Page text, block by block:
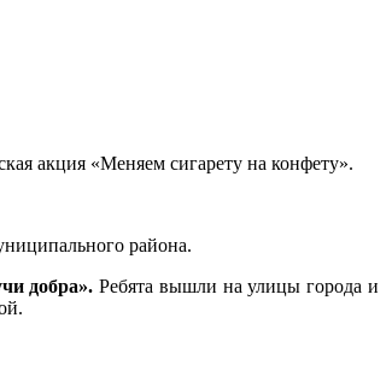
акция «Меняем сигарету на конфету».
района.
добра».Ребята вышли на улицы города и